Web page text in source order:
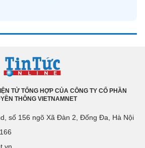
TỬ TỔNG HỢP CỦA CÔNG TY CỔ PHẦN
THÔNG VIETNAMNET
số 156 ngõ Xã Đàn 2, Đống Đa, Hà Nội